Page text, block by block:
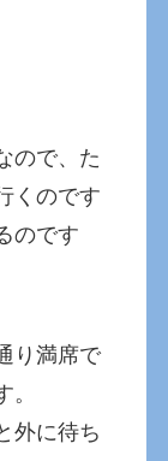
ので、た
くのです
のです
り満席で
外に待ち